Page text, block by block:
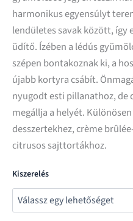
harmonikus egyensúlyt
lendületes savak között, így
üdítő. Ízében a lédús
szépen bontakoznak ki, a
újabb kortyra csábít.
nyugodt esti pillanathoz,
megállja a helyét.
desszertekhez, crème
citrusos sajttortákhoz.
Kiszerelés